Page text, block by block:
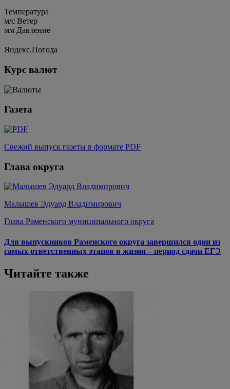
Температура
м/c Ветер
мм Давление
Яндекс.Погода
Курс валют
Газета
Свежий выпуск газеты в формате PDF
Глава округа
Малышев Эдуард Владимирович
Глава Раменского муниципального округа
Для выпускников Раменского округа завершился один из
самых ответственных этапов в жизни – период сдачи ЕГЭ
Читайте также